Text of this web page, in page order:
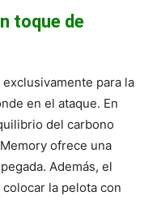
toque de
para la
en el ataque. En
del carbono
ofrece una
Además, el
la pelota con